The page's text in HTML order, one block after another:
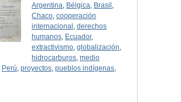
Argentina, Bélgica, Brasil ,
Chaco,cooperación
internacional ,derechos
humanos, Ecuador,
extractivismo,globalización,
hidrocarburos,medio
Perú, proyectos, pueblos indígenas,